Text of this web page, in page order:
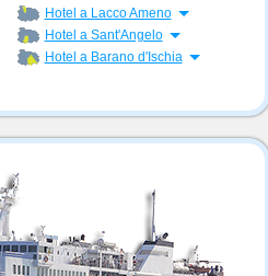
Hotel a Lacco Ameno Apri menu
Hotel a Sant'Angelo Apri menu
Hotel a Barano d'Ischia Apri menu